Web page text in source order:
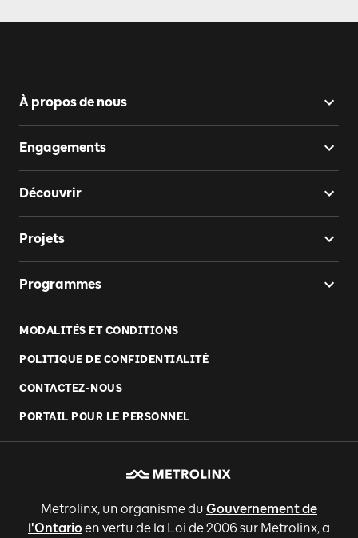
À propos de nous
Engagements
Découvrir
Projets
Programmes
MODALITÉS ET CONDITIONS
POLITIQUE DE CONFIDENTIALITÉ
CONTACTEZ-NOUS
PORTAIL POUR LE PERSONNEL
Metrolinx, un organisme du Gouvernement de
l'Ontario en vertu de la Loi de 2006 sur Metrolinx, a